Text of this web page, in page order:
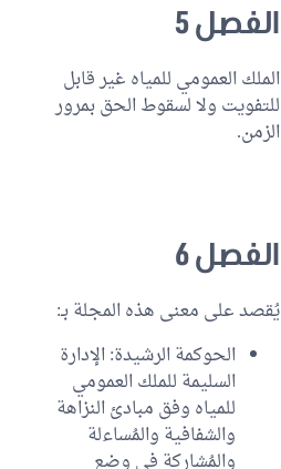
الفصل 5
الملك العمومي للمياه غير قابل
للتفويت ولا لسقوط الحق بمرور
الزمن.
الفصل 6
يُقصد على معنى هذه المجلة بـ:
الحوكمة الرشيدة: الإدارة
السليمة للملك العمومي
للمياه وفق مبادئ النزاهة
والشفافية والمُساءلة